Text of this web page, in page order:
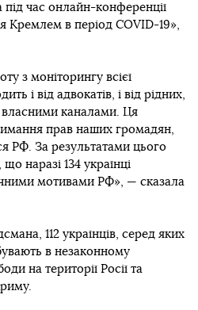
час онлайн-конференції
Кремлем в період COVID-19»,
з моніторингу всієї
і від адвокатів, і від рідних,
власними каналами. Ця
прав наших громадян,
РФ. За результатами цього
наразі 134 українці
мотивами РФ», — сказала
112 українців, серед яких
в незаконному
на території Росії та